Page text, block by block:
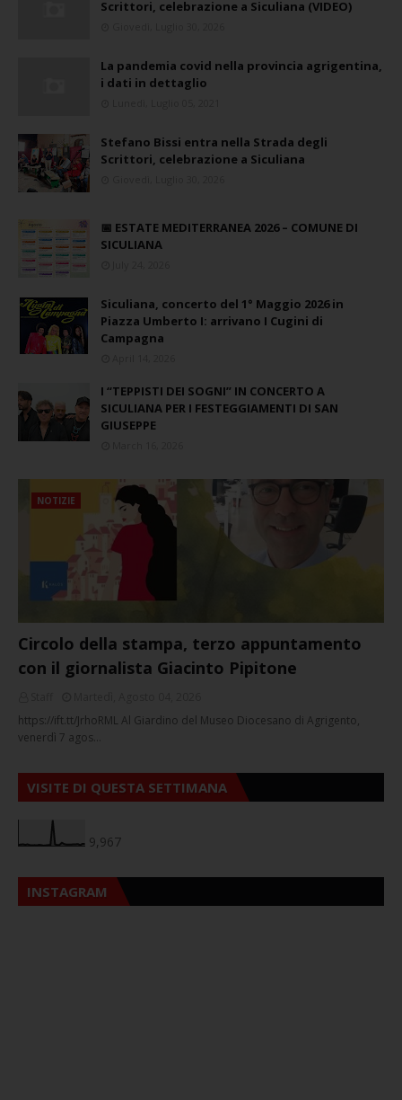
Scrittori, celebrazione a Siculiana (VIDEO)
La pandemia covid nella provincia agrigentina,
i dati in dettaglio
Stefano Bissi entra nella Strada degli
Scrittori, celebrazione a Siculiana
📅 ESTATE MEDITERRANEA 2026 – COMUNE DI
SICULIANA
Siculiana, concerto del 1° Maggio 2026 in
Piazza Umberto I: arrivano I Cugini di
Campagna
I “TEPPISTI DEI SOGNI” IN CONCERTO A
SICULIANA PER I FESTEGGIAMENTI DI SAN
GIUSEPPE
NOTIZIE
Circolo della stampa, terzo appuntamento
con il giornalista Giacinto Pipitone
https://ift.tt/JrhoRML Al Giardino del Museo Diocesano di Agrigento,
venerdì 7 agos…
VISITE DI QUESTA SETTIMANA
9,967
INSTAGRAM